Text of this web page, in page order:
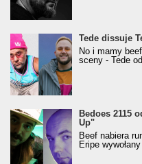
Tede dissuje
No i mamy
sceny - Tede
Bedoes 2115
Up"
Beef nabiera
Eripe